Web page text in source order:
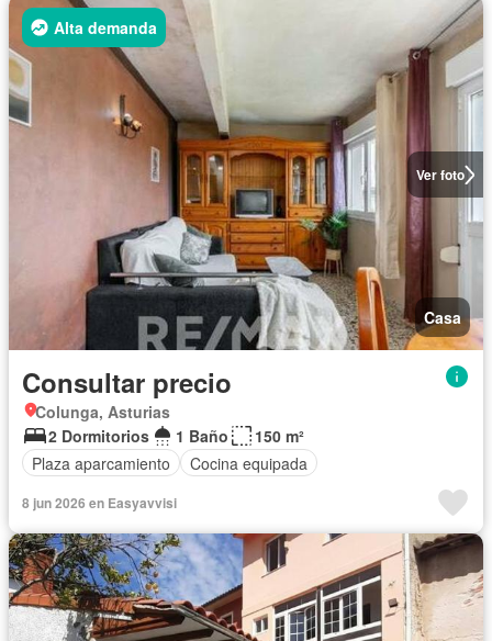
Ver foto
Alta demanda
Casa
Consultar precio
Colunga, Asturias
2 Dormitorios
1 Baño
150 m²
Plaza aparcamiento
Cocina equipada
8 jun 2026 en Easyavvisi